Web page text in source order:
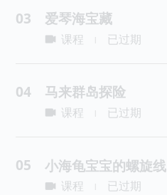
03 爱琴海宝藏
课程 已过期
04 马来群岛探险
课程 已过期
05 小海龟宝宝的螺旋线
课程 已过期